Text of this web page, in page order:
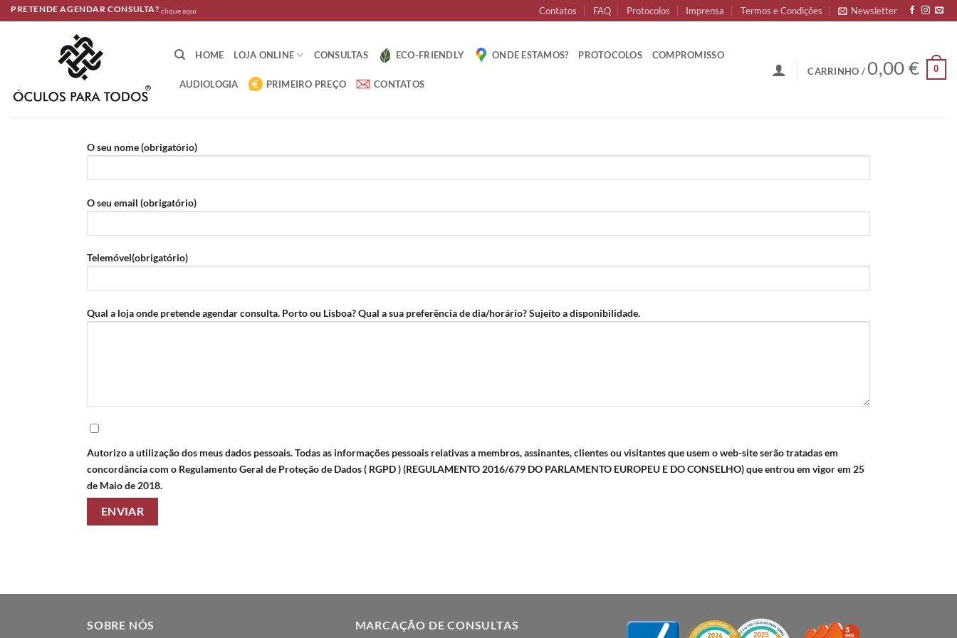
Skip
to
PRETENDE AGENDAR CONSULTA?clique aqui Contatos FAQ Protocolos Imprensa Termos e Condições Newsletter
HOME LOJA ONLINE CONSULTAS ECO-FRIENDLY ONDE ESTAMOS? PROTOCOLOS COMPROMISSO
AUDIOLOGIA PRIMEIRO PREÇO CONTATOS
CARRINHO /0,00 € 0
O seu nome (obrigatório)
O seu email (obrigatório)
Telemóvel(obrigatório)
Qual a loja onde pretende agendar consulta. Porto ou Lisboa? Qual a sua preferência de dia/horário? Sujeito a disponibilidade.
Autorizo a utilização dos meus dados pessoais. Todas as informações pessoais relativas a membros, assinantes, clientes ou visitantes que usem o web-site serão tratadas em
concordância com o Regulamento Geral de Proteção de Dados ( RGPD ) (REGULAMENTO 2016/679 DO PARLAMENTO EUROPEU E DO CONSELHO) que entrou em vigor em 25
de Maio de 2018.
SOBRE NÓS MARCAÇÃO DE CONSULTAS